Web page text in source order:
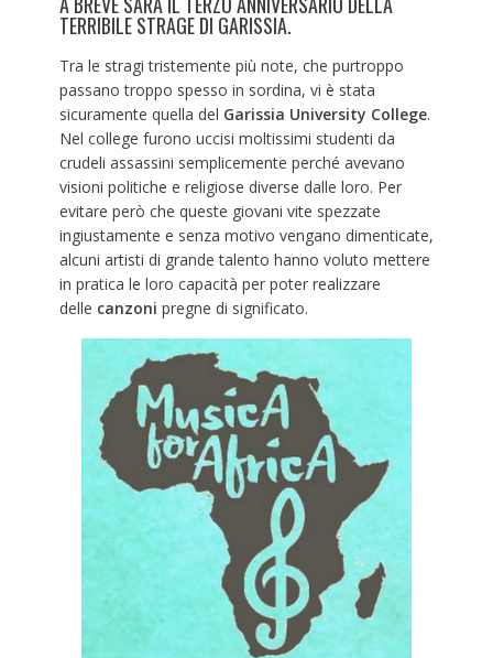
TERRIBILE STRAGE DI GARISSIA.
Tra le stragi tristemente più note, che purtroppo
passano troppo spesso in sordina, vi è stata
sicuramente quella del Garissia University College.
Nel college furono uccisi moltissimi studenti da
crudeli assassini semplicemente perché avevano
visioni politiche e religiose diverse dalle loro. Per
evitare però che queste giovani vite spezzate
ingiustamente e senza motivo vengano dimenticate,
alcuni artisti di grande talento hanno voluto mettere
in pratica le loro capacità per poter realizzare
delle canzoni pregne di significato.